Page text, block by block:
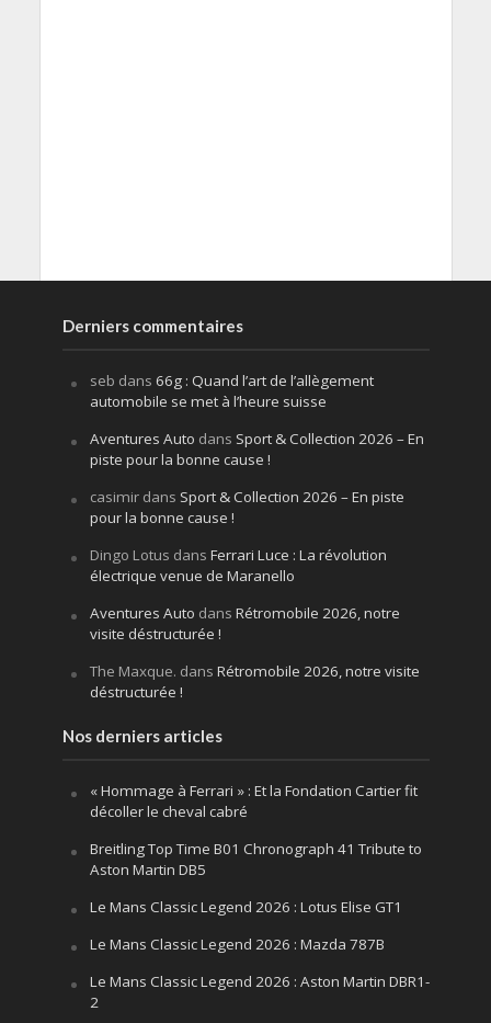
Derniers commentaires
seb dans 66g : Quand l’art de l’allègement
automobile se met à l’heure suisse
Aventures Auto dans Sport & Collection 2026 – En
piste pour la bonne cause !
casimirdans Sport & Collection 2026 – En piste
pour la bonne cause !
Dingo Lotus dans Ferrari Luce : La révolution
électrique venue de Maranello
Aventures Auto dans Rétromobile 2026, notre
visite déstructurée !
The Maxque. dans Rétromobile 2026, notre visite
déstructurée !
Nos derniers articles
« Hommage à Ferrari » : Et la Fondation Cartier fit
décoller le cheval cabré
Breitling Top Time B01 Chronograph 41 Tribute to
Aston Martin DB5
Le Mans Classic Legend 2026 : Lotus Elise GT1
Le Mans Classic Legend 2026 : Mazda 787B
Le Mans Classic Legend 2026 : Aston Martin DBR1-
2